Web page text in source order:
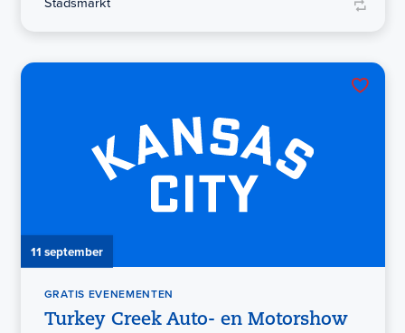
11 september
GRATIS EVENEMENTEN
Turkey Creek Auto- en Motorshow